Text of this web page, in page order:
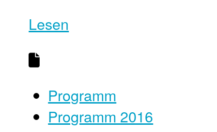
Lesen
Programm
Programm 2016